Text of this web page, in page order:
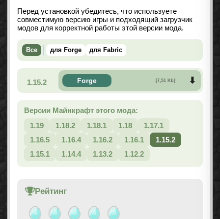
Перед установкой убедитесь, что используете
совместимую версию игры и подходящий загрузчик
модов для корректной работы этой версии мода.
Все для Forge для Fabric
1.15.2 Forge [7,51 Kb]
Версии Майнкрафт этого мода:
1.19
1.18.2 1.18.1 1.18
1.17.1
1.16.5
1.16.4 1.16.2 1.16.1
1.15.2
1.15.1
1.14.4 1.13.2 1.12.2
Рейтинг